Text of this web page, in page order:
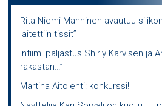
Rita Niemi-Manninen avautuu
laitettiin tissit”
Intiimi paljastus Shirly Karvisen ja
rakastan…”
Martina Aitolehti: konkurssi!